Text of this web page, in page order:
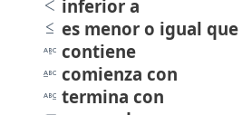
inferior a
es menor o igual que
contiene
comienza con
termina con